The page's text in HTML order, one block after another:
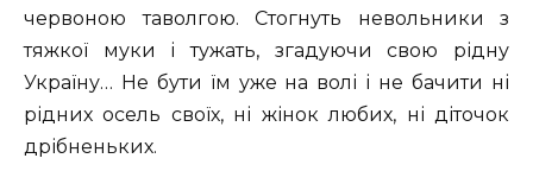
червоною таволгою. Стогнуть невольники з
тяжкої муки і тужать, згадуючи свою рідну
Україну… Не бути їм уже на волі і не бачити ні
рідних осель своїх, ні жінок любих, ні діточок
дрібненьких.